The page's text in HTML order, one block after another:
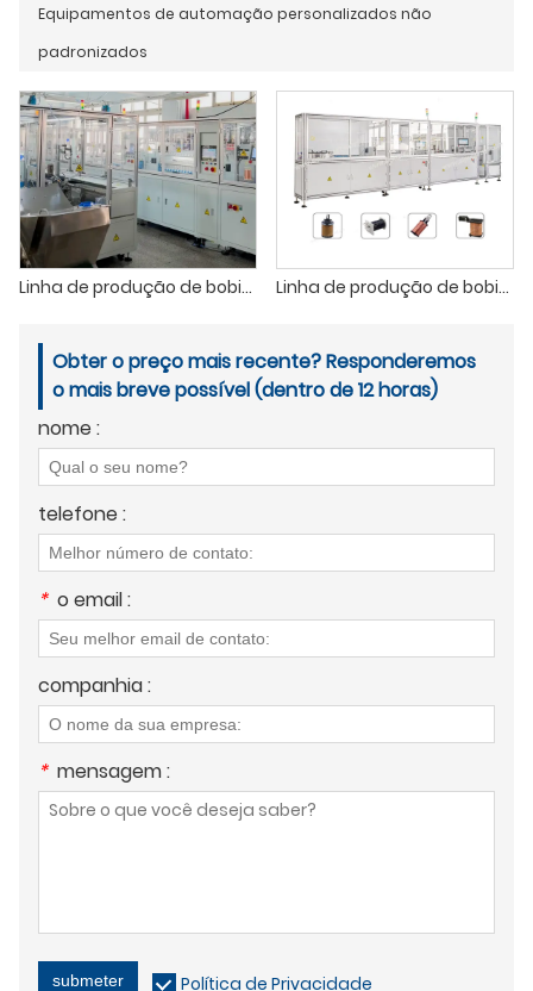
Equipamentos de automação personalizados não
padronizados
Linha de produção de bobinas de ignição totalmente automática Linha de produção de bobinas magnéticas totalmente automática
Obter o preço mais recente? Responderemos
o mais breve possível (dentro de 12 horas)
nome :
telefone :
* o email :
companhia :
* mensagem :
submeter Política de Privacidade